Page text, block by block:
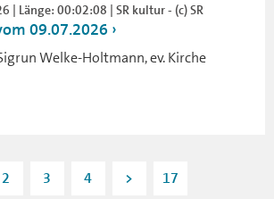
| Länge: 00:02:08 | SR kultur - (c) SR
09.07.2026
Welke-Holtmann, ev. Kirche
2 3 4 > 17